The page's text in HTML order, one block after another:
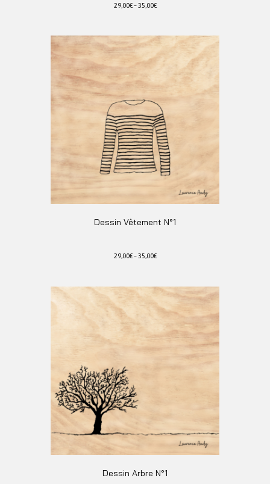
29,00€–35,00€
a
plusieurs
variations.
Les
peuvent
être
choisies
sur
la
page
du
produit
Dessin Vêtement N°1
29,00€–35,00€
a
plusieurs
variations.
Les
sur
la
produit
Dessin Arbre N°1